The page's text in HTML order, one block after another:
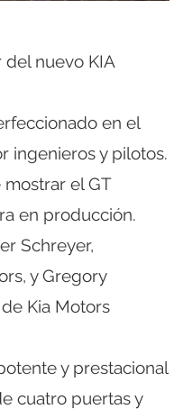
nuevo KIA
en el
ingenieros y pilotos.
el GT
en producción.
Schreyer,
y Gregory
Kia Motors
y prestacional
cuatro puertas y